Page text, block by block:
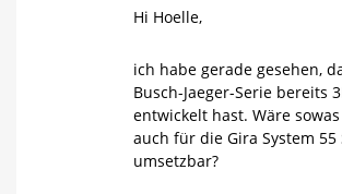
Hi Hoelle,
ich habe gerade gesehen,
Busch-Jaeger-Serie bereits
entwickelt hast. Wäre
auch für die Gira System 55
umsetzbar?